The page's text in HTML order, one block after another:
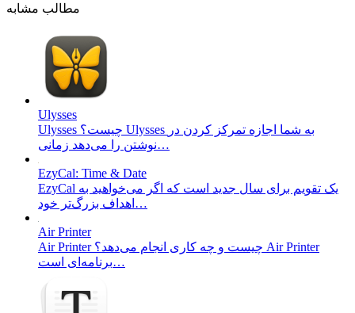
مطالب مشابه
Ulysses
Ulysses چیست؟ Ulysses به شما اجازه تمرکز کردن در
نوشتن را می‌دهد زمانی…
EzyCal: Time & Date
EzyCal یک تقویم برای سال جدید است که اگر می‌خواهید به
اهداف بزرگ‌تر خود…
Air Printer
Air Printer چیست و چه کاری انجام می‌دهد؟ Air Printer
برنامه‌ای است…